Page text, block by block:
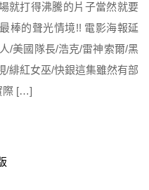
就打得沸騰的片子當然就要
棒的聲光情境!! 電影海報延
/美國隊長/浩克/雷神索爾/黑
/緋紅女巫/快銀這集雖然有部
際 […]